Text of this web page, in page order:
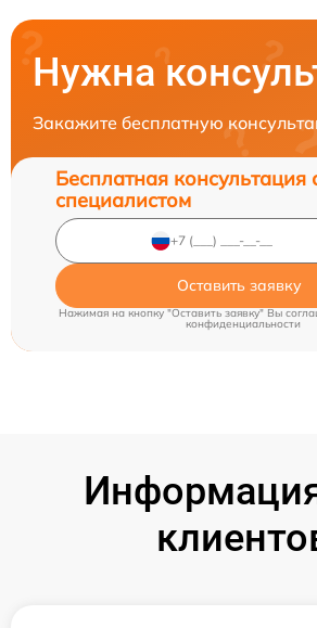
Нужна
Закажите бесплатную
Бесплатная консультация
специалистом
Оставить заявку
Нажимая на кнопку "Оставить заявку" Вы
конфиденциальности